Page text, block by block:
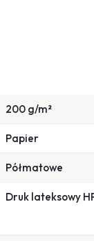
200 g/m²
Papier
Półmatowe
Druk lateksowy